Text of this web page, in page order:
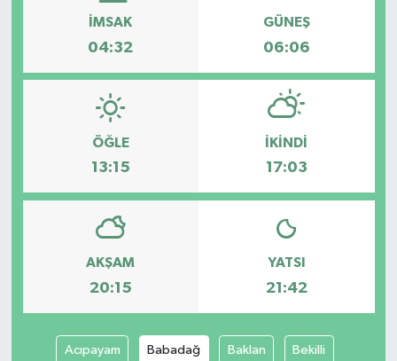
İMSAK
04:32
GÜNEŞ
06:06
ÖĞLE
13:15
İKINDI
17:03
AKŞAM
20:15
YATSI
21:42
Acıpayam Babadağ Baklan Bekilli